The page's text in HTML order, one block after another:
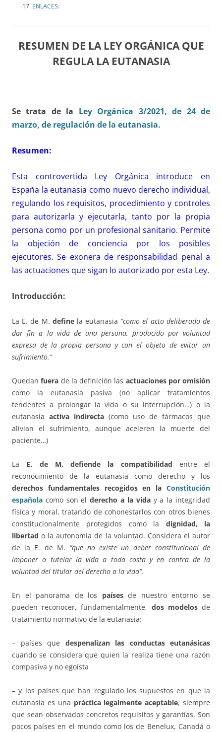
ENLACES:
RESUMEN DE LA LEY ORGÁNICA QUE
REGULA LA EUTANASIA
Se trata de la Ley Orgánica 3/2021, de 24 de
marzo, de regulación de la eutanasia.
Resumen:
Esta controvertida Ley Orgánica introduce en
España la eutanasia como nuevo derecho individual,
regulando los requisitos, procedimiento y controles
para autorizarla y ejecutarla, tanto por la propia
persona como por un profesional sanitario. Permite
la objeción de conciencia por los posibles
ejecutores. Se exonera de responsabilidad penal a
las actuaciones que sigan lo autorizado por esta Ley.
Introducción:
La E. de M. definela eutanasia “como el acto deliberado de
dar fin a la vida de una persona, producido por voluntad
expresa de la propia persona y con el objeto de evitar un
sufrimiento.”
Quedanfuera de la definición las actuaciones por omisión
como la eutanasia pasiva (no aplicar tratamientos
tendentes a prolongar la vida o su interrupción…) o la
eutanasia activa indirecta (como uso de fármacos que
alivian el sufrimiento, aunque aceleren la muerte del
paciente…)
La E. de M. defiende la compatibilidad entre el
reconocimiento de la eutanasia como derecho y los
derechos fundamentales recogidos en la Constitución
española como son elderecho a la vida y a la integridad
física y moral, tratando de cohonestarlos con otros bienes
constitucionalmente protegidos como la dignidad, la
libertado la autonomía de la voluntad. Considera el autor
de la E. de M. “que no existe un deber constitucional de
imponer o tutelar la vida a toda costa y en contra de la
voluntad del titular del derecho a la vida”.
En el panorama de los paísesde nuestro entorno se
pueden reconocer, fundamentalmente, dos modelosde
tratamiento normativo de la eutanasia:
– países que despenalizan las conductas eutanásicas
cuando se considera que quien la realiza tiene una razón
compasiva y no egoísta
– y los países que han regulado los supuestos en que la
eutanasia es una práctica legalmente aceptable, siempre
que sean observados concretos requisitos y garantías. Son
pocos países en el mundo como los de Benelux, Canadá o